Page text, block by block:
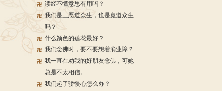
读经不懂意思有用吗？
我们是三恶道众生，也是魔道众生
吗？
什么颜色的莲花最好？
我们念佛时，要不要想着消业障？
我一直在劝我的好朋友念佛，可她
总是不太相信。
我们起了骄慢心怎么办？